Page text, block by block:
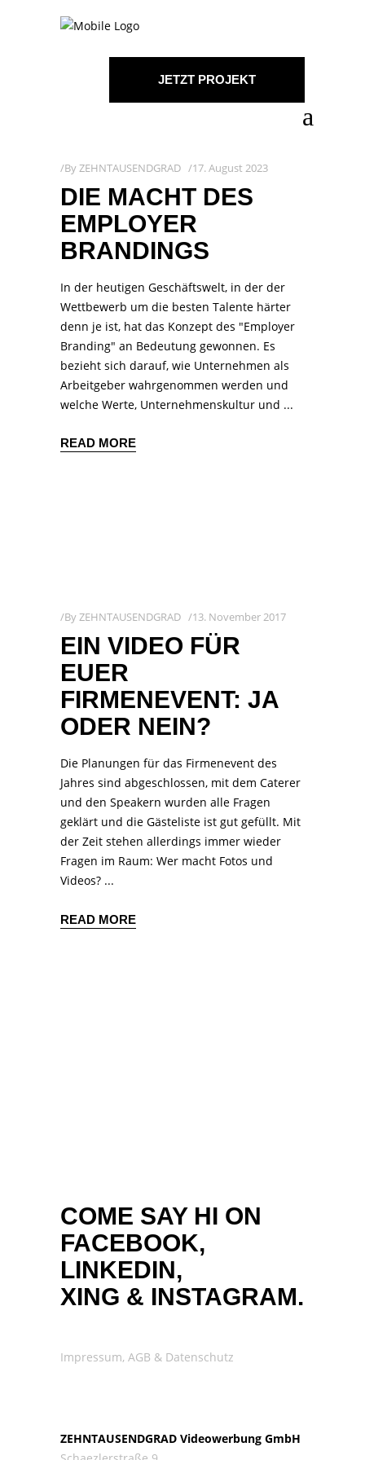
JETZT PROJEKT
ByZEHNTAUSENDGRAD 17. August 2023
DIE MACHT DES
EMPLOYER
BRANDINGS
In der heutigen Geschäftswelt, in der der
Wettbewerb um die besten Talente härter
denn je ist, hat das Konzept des "Employer
Branding" an Bedeutung gewonnen. Es
bezieht sich darauf, wie Unternehmen als
Arbeitgeber wahrgenommen werden und
welche Werte, Unternehmenskultur und
READ MORE
ByZEHNTAUSENDGRAD 13. November 2017
EIN VIDEO FÜR
EUER
FIRMENEVENT: JA
ODER NEIN?
Die Planungen für das Firmenevent des
Jahres sind abgeschlossen, mit dem Caterer
und den Speakern wurden alle Fragen
geklärt und die Gästeliste ist gut gefüllt. Mit
der Zeit stehen allerdings immer wieder
Fragen im Raum: Wer macht Fotos und
Videos?
READ MORE
COME SAY HI ON
FACEBOOK,
LINKEDIN,
XING & INSTAGRAM.
Impressum, AGB & Datenschutz
ZEHNTAUSENDGRAD Videowerbung GmbH